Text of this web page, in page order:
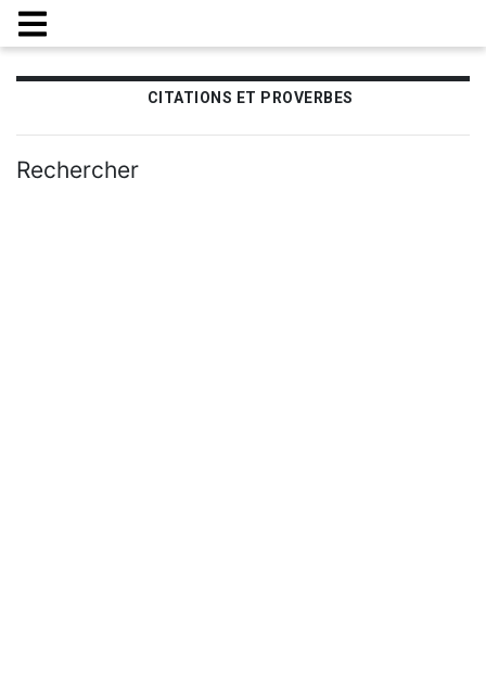
CITATIONS ET PROVERBES
Rechercher